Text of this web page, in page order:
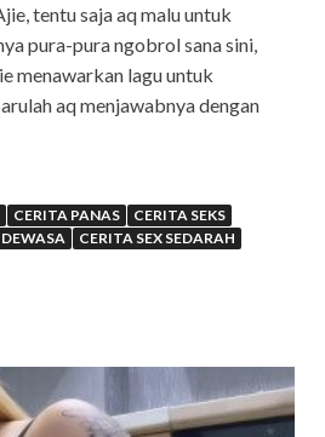
tentu saja aq malu untuk
pura-pura ngobrol sana sini,
menawarkan lagu untuk
aq menjawabnya dengan
CERITA PANAS
CERITA SEKS
CERITA SEX SEDARAH